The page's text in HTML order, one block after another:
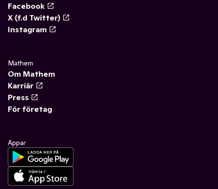
Facebook
X (f.d Twitter)
Instagram
Mathem
Om Mathem
Karriär
Press
För företag
Appar